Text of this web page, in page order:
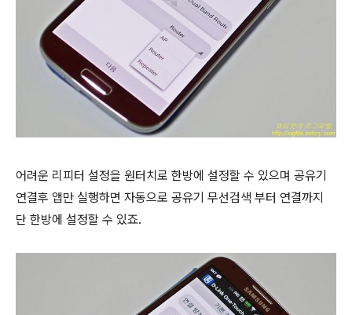
어려운 리피터 설정을 원터치로 한방에 설정할 수 있으며 공유기
연결후 앱만 실행하면 자동으로 공유기 무선검색 부터 연결까지
단 한방에 설정할 수 있죠.